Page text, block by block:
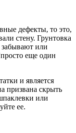
дефекты, то это,
стену. Грунтовка
или
еще один
и является
призвана скрыть
или
ее.